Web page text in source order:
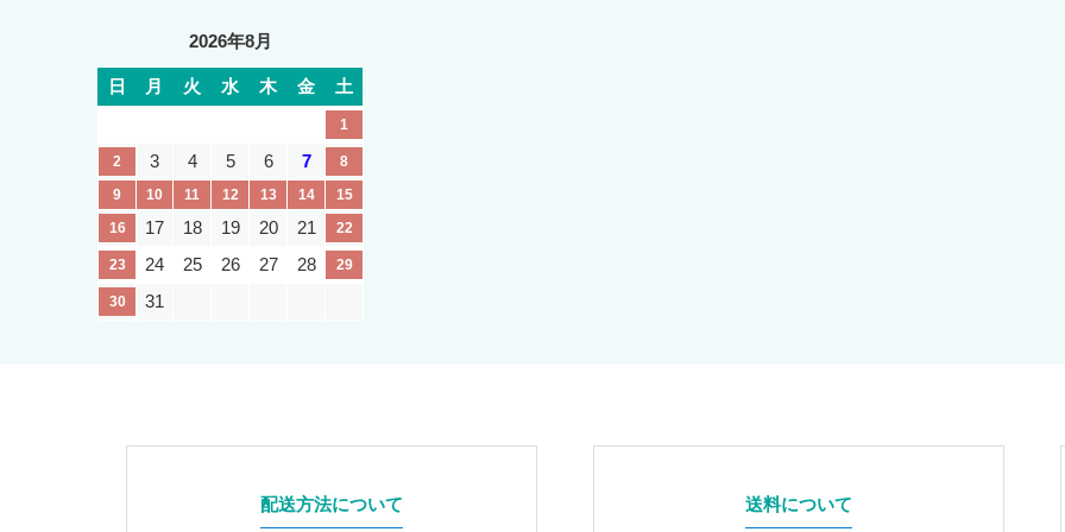
2026年8月
日 月 火 水 木 金 土
1
2 3 4 5 6 7
8
9
10 11 12 13 14
15
16
17 18 19 20 21 22
23 24 25 26 27 28 29
30 31
配送方法について 送料について